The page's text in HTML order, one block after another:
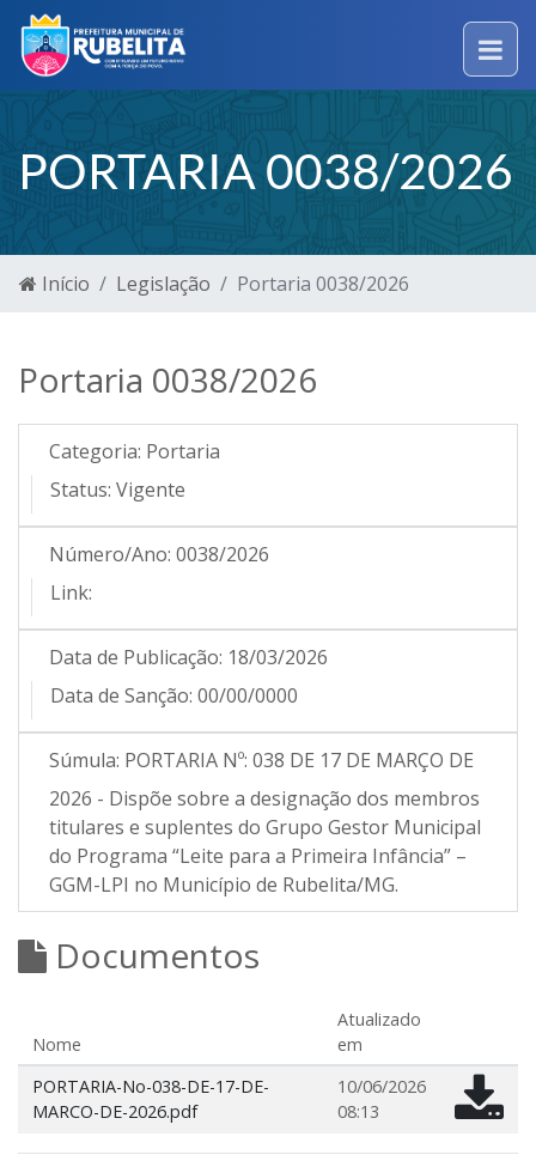
PORTARIA 0038/2026
Início Legislação Portaria 0038/2026
Portaria 0038/2026
Categoria: Portaria
Status: Vigente
Número/Ano: 0038/2026
Link:
Data de Publicação: 18/03/2026
Data de Sanção: 00/00/0000
Súmula: PORTARIA Nº: 038 DE 17 DE MARÇO DE
2026 - Dispõe sobre a designação dos membros
titulares e suplentes do Grupo Gestor Municipal
do Programa “Leite para a Primeira Infância” –
GGM-LPI no Município de Rubelita/MG.
Documentos
Nome
Atualizado
em
PORTARIA-No-038-DE-17-DE-
MARCO-DE-2026.pdf
10/06/2026
08:13